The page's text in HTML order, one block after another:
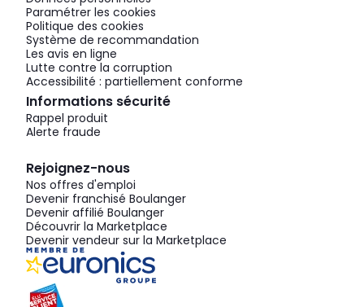
Paramétrer les cookies
Politique des cookies
Système de recommandation
Les avis en ligne
Lutte contre la corruption
Accessibilité : partiellement conforme
Informations sécurité
Rappel produit
Alerte fraude
Rejoignez-nous
Nos offres d'emploi
Devenir franchisé Boulanger
Devenir affilié Boulanger
Découvrir la Marketplace
Devenir vendeur sur la Marketplace